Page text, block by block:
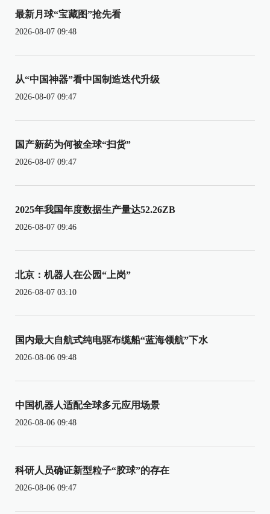
最新月球“宝藏图”抢先看
2026-08-07 09:48
从“中国神器”看中国制造迭代升级
2026-08-07 09:47
国产新药为何被全球“扫货”
2026-08-07 09:47
2025年我国年度数据生产量达52.26ZB
2026-08-07 09:46
北京：机器人在公园“上岗”
2026-08-07 03:10
国内最大自航式纯电驱布缆船“蓝海领航”下水
2026-08-06 09:48
中国机器人适配全球多元应用场景
2026-08-06 09:48
科研人员确证新型粒子“胶球”的存在
2026-08-06 09:47